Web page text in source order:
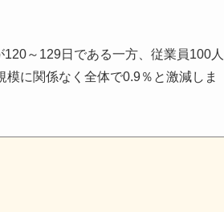
～129日である一方、従業員100人
に関係なく全体で0.9％と激減しま